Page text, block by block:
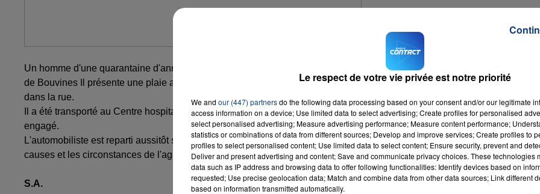
Un homme d'une quarantaine d'années blessé par balle a été déposé par une voiture en début d'après-midi,
de Bouvines Il présente une plaie au thorax et a déclaré, aux policiers, avoir reçu une balle d'un cycliste alors qu'il
dans la rue.
Il a été transporté au Centre hospitalier régional universitaire de Lille dansun état sérieux mais son pronostic vital n'est
engagé.
L'automobiliste est reparti aussitôt sans attendre l'arrivée des secours et de la police.Une enquête pour déterminer les
causes et les circonstances de l'agression est en cours.
S.A.
Le respect de votre vie privée est notre priorité
We and our (447) partnersdo the following data processing based on your consent and/or our legitimate
access information on a device; Use limited data to select advertising; Create profiles for personalised
select personalised advertising; Measure advertising performance; Measure content performance;
statistics or combinations of data from different sources; Develop and improve services; Create profiles to
profiles to select personalised content; Use limited data to select content; Ensure security, prevent and
Deliver and present advertising and content; Save and communicate privacy choices. These technologies
data such as IP address and browsing data to offer following functionalities: Identify devices based on
requested; Use precise geolocation data; Match and combine data from other data sources; Link different
based on information transmitted automatically.